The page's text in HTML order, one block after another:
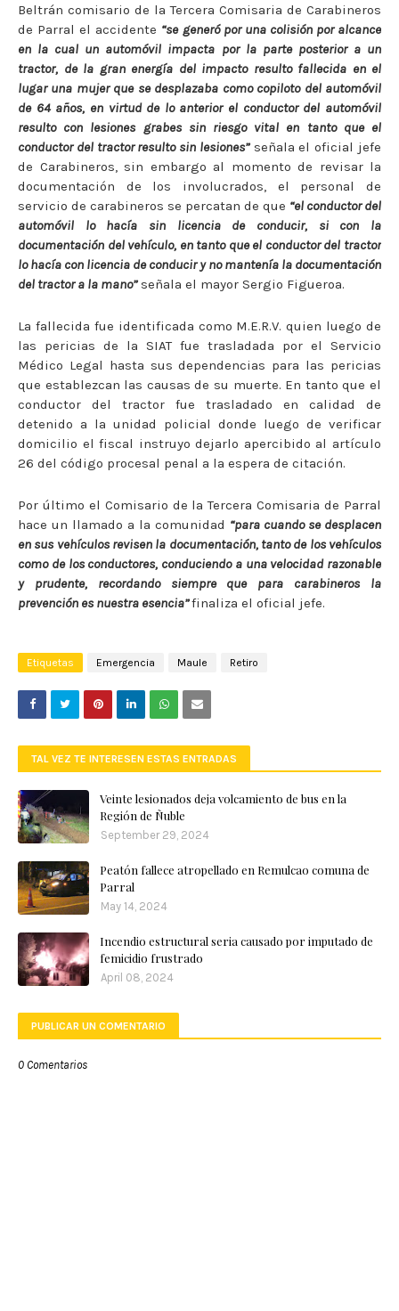
Beltrán comisario de la Tercera Comisaria de Carabineros
de Parral el accidente “se generó por una colisión por alcance
en la cual un automóvil impacta por la parte posterior a un
tractor, de la gran energía del impacto resulto fallecida en el
lugar una mujer que se desplazaba como copiloto del automóvil
de 64 años, en virtud de lo anterior el conductor del automóvil
resulto con lesiones grabes sin riesgo vital en tanto que el
conductor del tractor resulto sin lesiones”señala el oficial jefe
de Carabineros, sin embargo al momento de revisar la
documentación de los involucrados, el personal de
servicio de carabineros se percatan de que “el conductor del
automóvil lo hacía sin licencia de conducir, si con la
documentación del vehículo, en tanto que el conductor del tractor
lo hacía con licencia de conducir y no mantenía la documentación
del tractor a la mano”señala el mayor Sergio Figueroa.
La fallecida fue identificada como M.E.R.V. quien luego de
las pericias de la SIAT fue trasladada por el Servicio
Médico Legal hasta sus dependencias para las pericias
que establezcan las causas de su muerte. En tanto que el
conductor del tractor fue trasladado en calidad de
detenido a la unidad policial donde luego de verificar
domicilio el fiscal instruyo dejarlo apercibido al artículo
26 del código procesal penal a la espera de citación.
Por último el Comisario de la Tercera Comisaria de Parral
hace un llamado a la comunidad “para cuando se desplacen
en sus vehículos revisen la documentación, tanto de los vehículos
como de los conductores, conduciendo a una velocidad razonable
y prudente, recordando siempre que para carabineros la
prevención es nuestra esencia”finaliza el oficial jefe.
Etiquetas Emergencia Maule Retiro
TAL VEZ TE INTERESEN ESTAS ENTRADAS
Veinte lesionados deja volcamiento de bus en la
Región de Ñuble
September 29, 2024
Peatón fallece atropellado en Remulcao comuna de
Parral
May 14, 2024
Incendio estructural seria causado por imputado de
femicidio frustrado
April 08, 2024
PUBLICAR UN COMENTARIO
0 Comentarios